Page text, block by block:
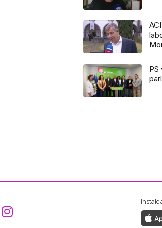
PS
Aceder ao Facebook da
Aceder ao Instagram da
Instale